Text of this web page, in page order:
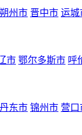
朔州市 晋中市 运城
市 鄂尔多斯市 呼
丹东市 锦州市 营口